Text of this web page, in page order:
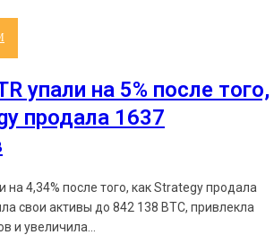
упали на 5% после того,
продала 1637
на 4,34% после того, как Strategy продала
свои активы до 842 138 BTC, привлекла
и увеличила...